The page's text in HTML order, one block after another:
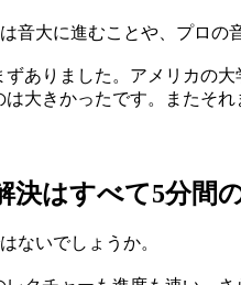
音大に進むことや、プロ
ありました。アメリカの
大きかったです。またそ
決はすべて5分間
ないでしょうか。